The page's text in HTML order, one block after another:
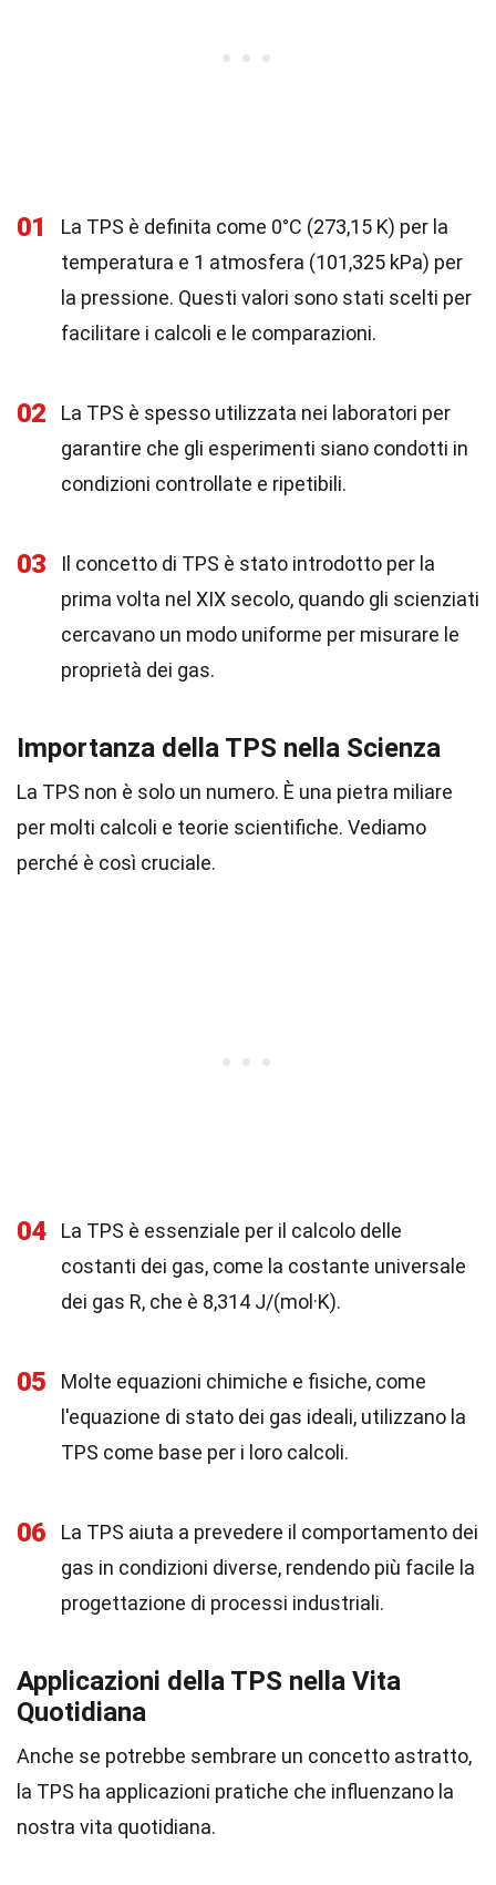
01
La TPS è definita come 0°C (273,15 K) per la
temperatura e 1 atmosfera (101,325 kPa) per
la pressione. Questi valori sono stati scelti per
facilitare i calcoli e le comparazioni.
02
La TPS è spesso utilizzata nei laboratori per
garantire che gli esperimenti siano condotti in
condizioni controllate e ripetibili.
03
Il concetto di TPS è stato introdotto per la
prima volta nel XIX secolo, quando gli scienziati
cercavano un modo uniforme per misurare le
proprietà dei gas.
Importanza della TPS nella Scienza
La TPS non è solo un numero. È una pietra miliare
per molti calcoli e teorie scientifiche. Vediamo
perché è così cruciale.
04
La TPS è essenziale per il calcolo delle
costanti dei gas, come la costante universale
dei gas R, che è 8,314 J/(mol·K).
05
Molte equazioni chimiche e fisiche, come
l'equazione di stato dei gas ideali, utilizzano la
TPS come base per i loro calcoli.
06
La TPS aiuta a prevedere il comportamento dei
gas in condizioni diverse, rendendo più facile la
progettazione di processi industriali.
Applicazioni della TPS nella Vita
Quotidiana
Anche se potrebbe sembrare un concetto astratto,
la TPS ha applicazioni pratiche che influenzano la
nostra vita quotidiana.